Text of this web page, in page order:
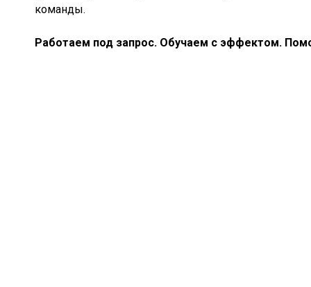
команды.
Работаем под запрос. Обучаем с эффектом.